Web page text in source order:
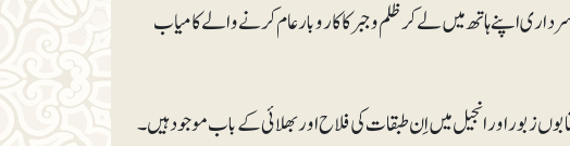
اپنے ہاتھ میں لے کر ظلم و جبر کا کاروبار عام کرنے والے کامیاب
زبور اور انجیل میں اِن طبقات کی فلاح اور بھلائی کے باب موجود ہیں۔